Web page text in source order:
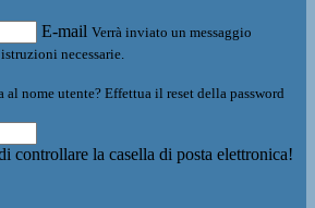
E-mail Verrà inviato un messaggio
necessarie.
al nome utente? Effettua il reset della password
controllare la casella di posta elettronica!